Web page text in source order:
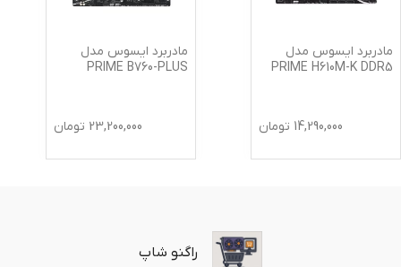
مادربرد ایسوس مدل
PRIME B760-PLUS
23,200,000 تومان
مادربرد ایسوس مدل
PRIME B660-PLUS D4
26,600,000 تومان
راگنو شاپ